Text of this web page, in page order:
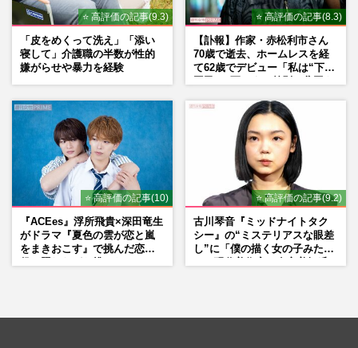
⭐ 高評価の記事(9.3)
「皮をめくって洗え」「添い
寝して」介護職の半数が性的
嫌がらせや暴力を経験
⭐ 高評価の記事(8.3)
【訃報】作家・赤松利市さん
70歳で逝去、ホームレスを経
て62歳でデビュー「私は“下級
⭐ 高評価の記事(10)
『ACEes』浮所飛貴×深田竜生
がドラマ『夏色の雲が恋と嵐
をまきおこす』で挑んだ恋人
⭐ 高評価の記事(9.2)
古川琴音『ミッドナイトタク
シー』の“ミステリアスな眼差
し”に「僕の描く女の子みた